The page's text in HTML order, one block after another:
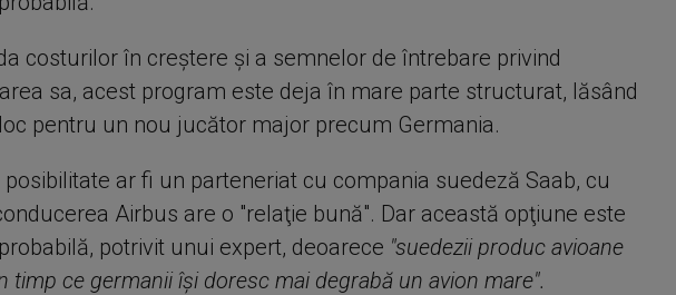
costurilor în creştere şi a semnelor de întrebare privind
sa, acest program este deja în mare parte structurat, lăsând
pentru un nou jucător major precum Germania.
posibilitate ar fi un parteneriat cu compania suedeză Saab, cu
Airbus are o "relaţie bună". Dar această opţiune este
potrivit unui expert, deoarece "suedezii produc avioane
timp ce germanii îşi doresc mai degrabă un avion mare".